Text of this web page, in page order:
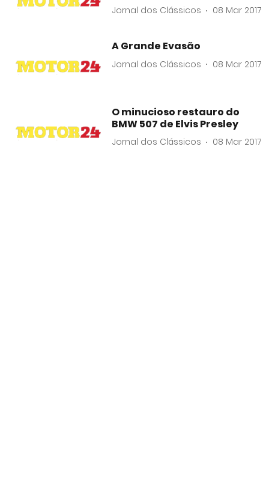
Jornal dos Clássicos 08 Mar 2017
A Grande Evasão
Jornal dos Clássicos 08 Mar 2017
O minucioso restauro do
BMW 507 de Elvis Presley
Jornal dos Clássicos 08 Mar 2017